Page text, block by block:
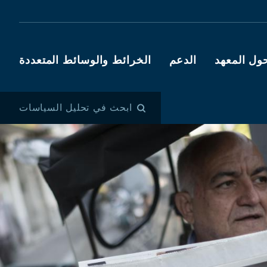
المعهد الدعم الخرائط والوسائط المتعددة
ابحث في تحليل السياسات